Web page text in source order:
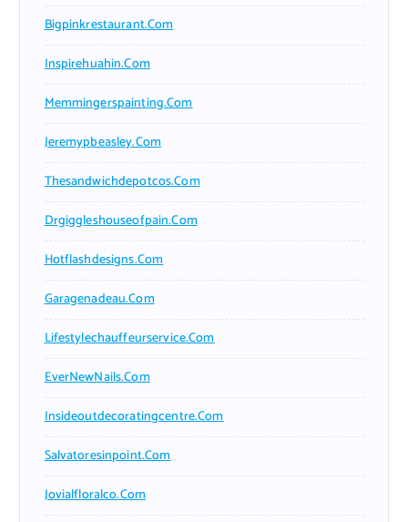
Bigpinkrestaurant.com
Inspirehuahin.com
Memmingerspainting.com
Jeremypbeasley.com
Thesandwichdepotcos.com
Drgiggleshouseofpain.com
Hotflashdesigns.com
Garagenadeau.com
Lifestylechauffeurservice.com
EverNewNails.com
Insideoutdecoratingcentre.com
Salvatoresinpoint.com
Jovialfloralco.com